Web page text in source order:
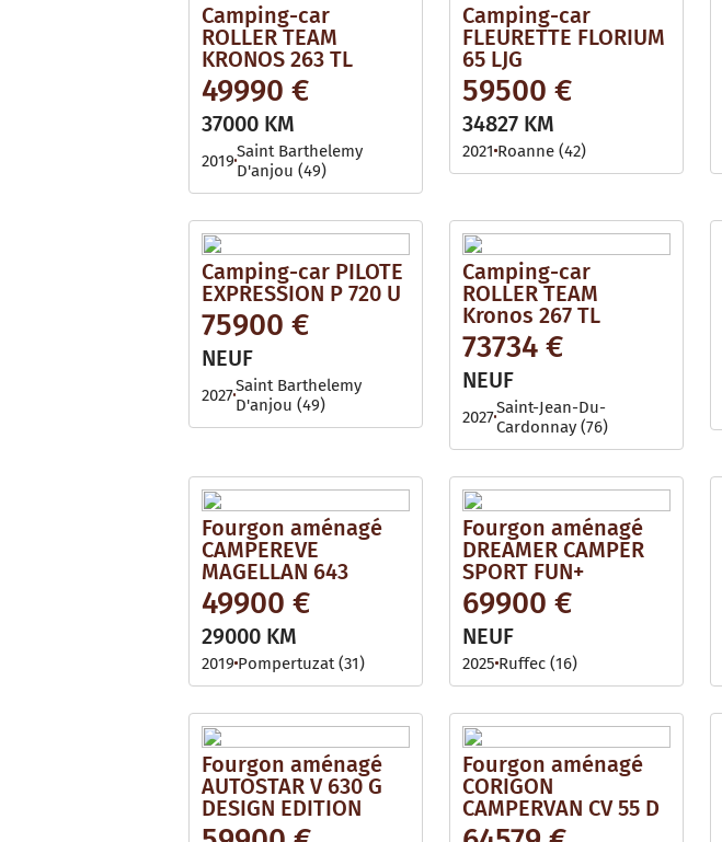
Camping-car
ROLLER TEAM
KRONOS 263 TL
49990 €
37000 KM
2019Saint Barthelemy
D'anjou (49)
Camping-car
FLEURETTE FLORIUM
65 LJG
59500 €
34827 KM
2021 Roanne (42)
Camping-car PILOTE
EXPRESSION P 720 U
75900 €
NEUF
2027Saint Barthelemy
D'anjou (49)
Camping-car
ROLLER TEAM
Kronos 267 TL
73734 €
NEUF
2027Saint-Jean-Du-
Cardonnay (76)
Fourgon aménagé
CAMPEREVE
MAGELLAN 643
49900 €
29000 KM
2019 Pompertuzat (31)
Fourgon aménagé
DREAMER CAMPER
SPORT FUN+
69900 €
NEUF
2025 Ruffec (16)
Fourgon aménagé
AUTOSTAR V 630 G
DESIGN EDITION
Fourgon aménagé
CORIGON
CAMPERVAN CV 55 D